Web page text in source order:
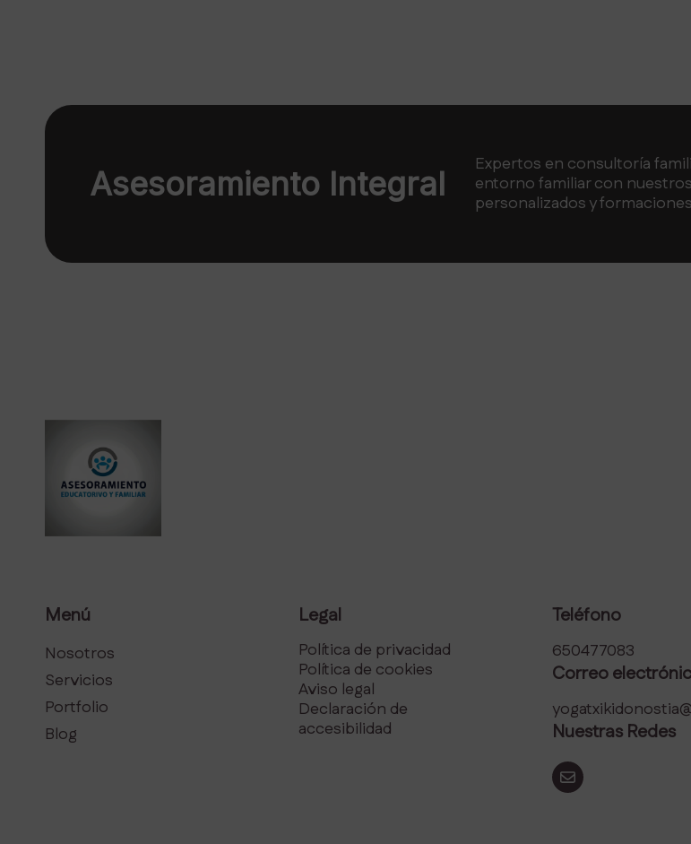
Asesoramiento Integral
Expertos en consultoría
entorno familiar con
personalizados y
Menú
Nosotros
Servicios
Portfolio
Blog
Legal
Política de privacidad
Política de cookies
Aviso legal
Declaración de
accesibilidad
Teléfono
650477083
Correo
Nuestras Redes